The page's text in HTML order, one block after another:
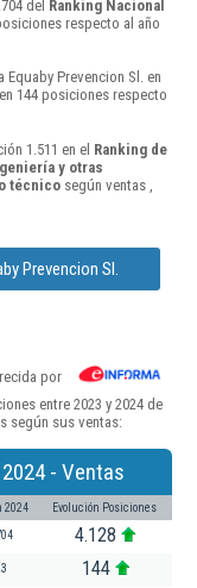
del Ranking Nacional
respecto al año
Equaby Prevencion Sl. en
144 posiciones respecto
1.511 en el Ranking de
y otras
técnico según ventas ,
Prevencion Sl.
por
entre 2023 y 2024 de
según sus ventas:
- Ventas
2024 Evolución Posiciones
4.128
144